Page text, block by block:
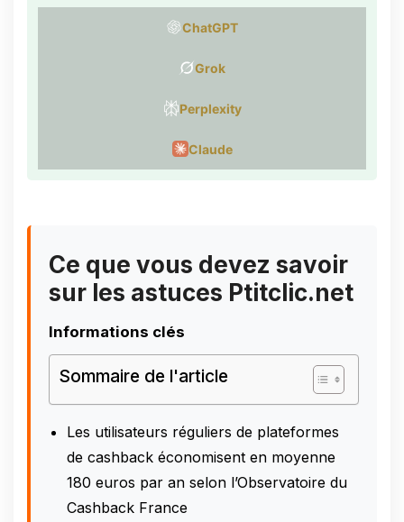
ChatGPT
Grok
Perplexity
Claude
Ce que vous devez savoir
sur les astuces Ptitclic.net
Informations clés
Sommaire de l'article
Les utilisateurs réguliers de plateformes
de cashback économisent en moyenne
180 euros par an selon l’Observatoire du
Cashback France